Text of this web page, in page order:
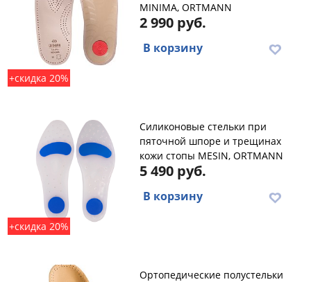
+скидка 20%
MINIMA, ORTMANN
2 990 руб.
В корзину
+скидка 20%
Силиконовые стельки при
пяточной шпоре и трещинах
кожи стопы MESIN, ORTMANN
5 490 руб.
В корзину
Ортопедические полустельки